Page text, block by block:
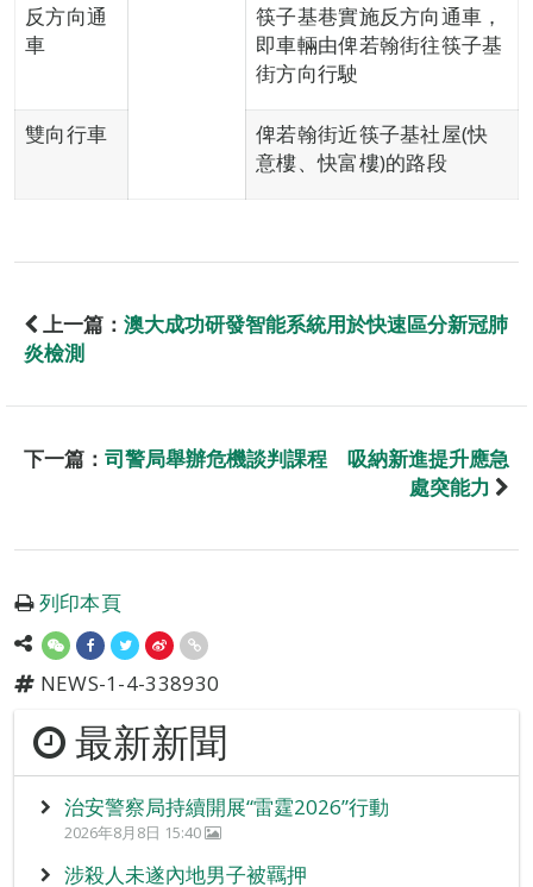
反方向通
車
筷子基巷實施反方向通車，
即車輛由俾若翰街往筷子基
街方向行駛
雙向行車
俾若翰街近筷子基社屋(快
意樓、快富樓)的路段
上一篇： 澳大成功研發智能系統用於快速區分新冠肺
炎檢測
下一篇： 司警局舉辦危機談判課程 吸納新進提升應急
處突能力
列印本頁
NEWS-1-4-338930
最新新聞
治安警察局持續開展“雷霆2026”行動
2026年8月8日 15:40
涉殺人未遂內地男子被羈押